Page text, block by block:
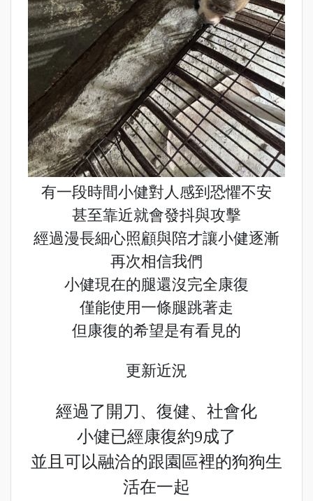
有一段時間小健對人感到恐懼不安
甚至靠近就會發抖與攻擊
經過漫長細心照顧與陪才讓小健逐漸
再次相信我們
小健現在的腿還沒完全康復
僅能使用一條腿跳著走
但康復的希望是有看見的
更新近況
經過了開刀、復健、社會化
小健已經康復約9成了
並且可以融洽的跟園區裡的狗狗生
活在一起